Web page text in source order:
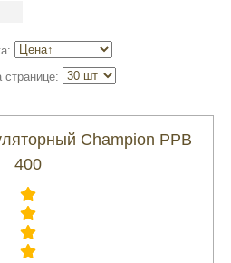
странице:
Champion PPB
400